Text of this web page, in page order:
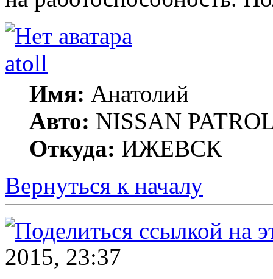
atoll
Имя: Анатолий
Авто: NISSAN
Откуда: ИЖЕВСК
Вернуться к началу
2015, 23:37